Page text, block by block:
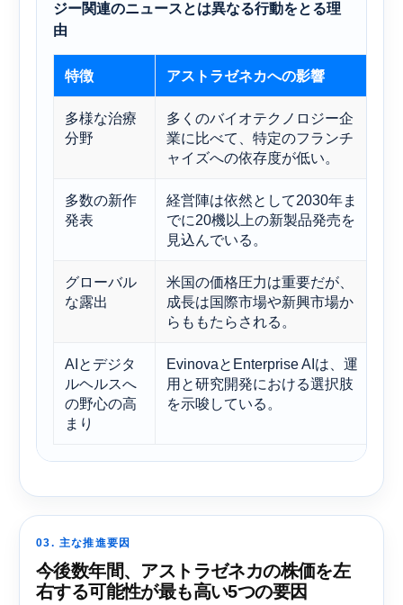
ジー関連のニュースとは異なる行動をとる理
由
特徴 アストラゼネカへの影響
多様な治療
分野
多くのバイオテクノロジー企
業に比べて、特定のフランチ
ャイズへの依存度が低い。
多数の新作
発表
経営陣は依然として2030年ま
でに20機以上の新製品発売を
見込んでいる。
グローバル
な露出
米国の価格圧力は重要だが、
成長は国際市場や新興市場か
らももたらされる。
AIとデジタ
ルヘルスへ
の野心の高
まり
EvinovaとEnterprise AIは、運
用と研究開発における選択肢
を示唆している。
03. 主な推進要因
今後数年間、アストラゼネカの株価を左
右する可能性が最も高い5つの要因